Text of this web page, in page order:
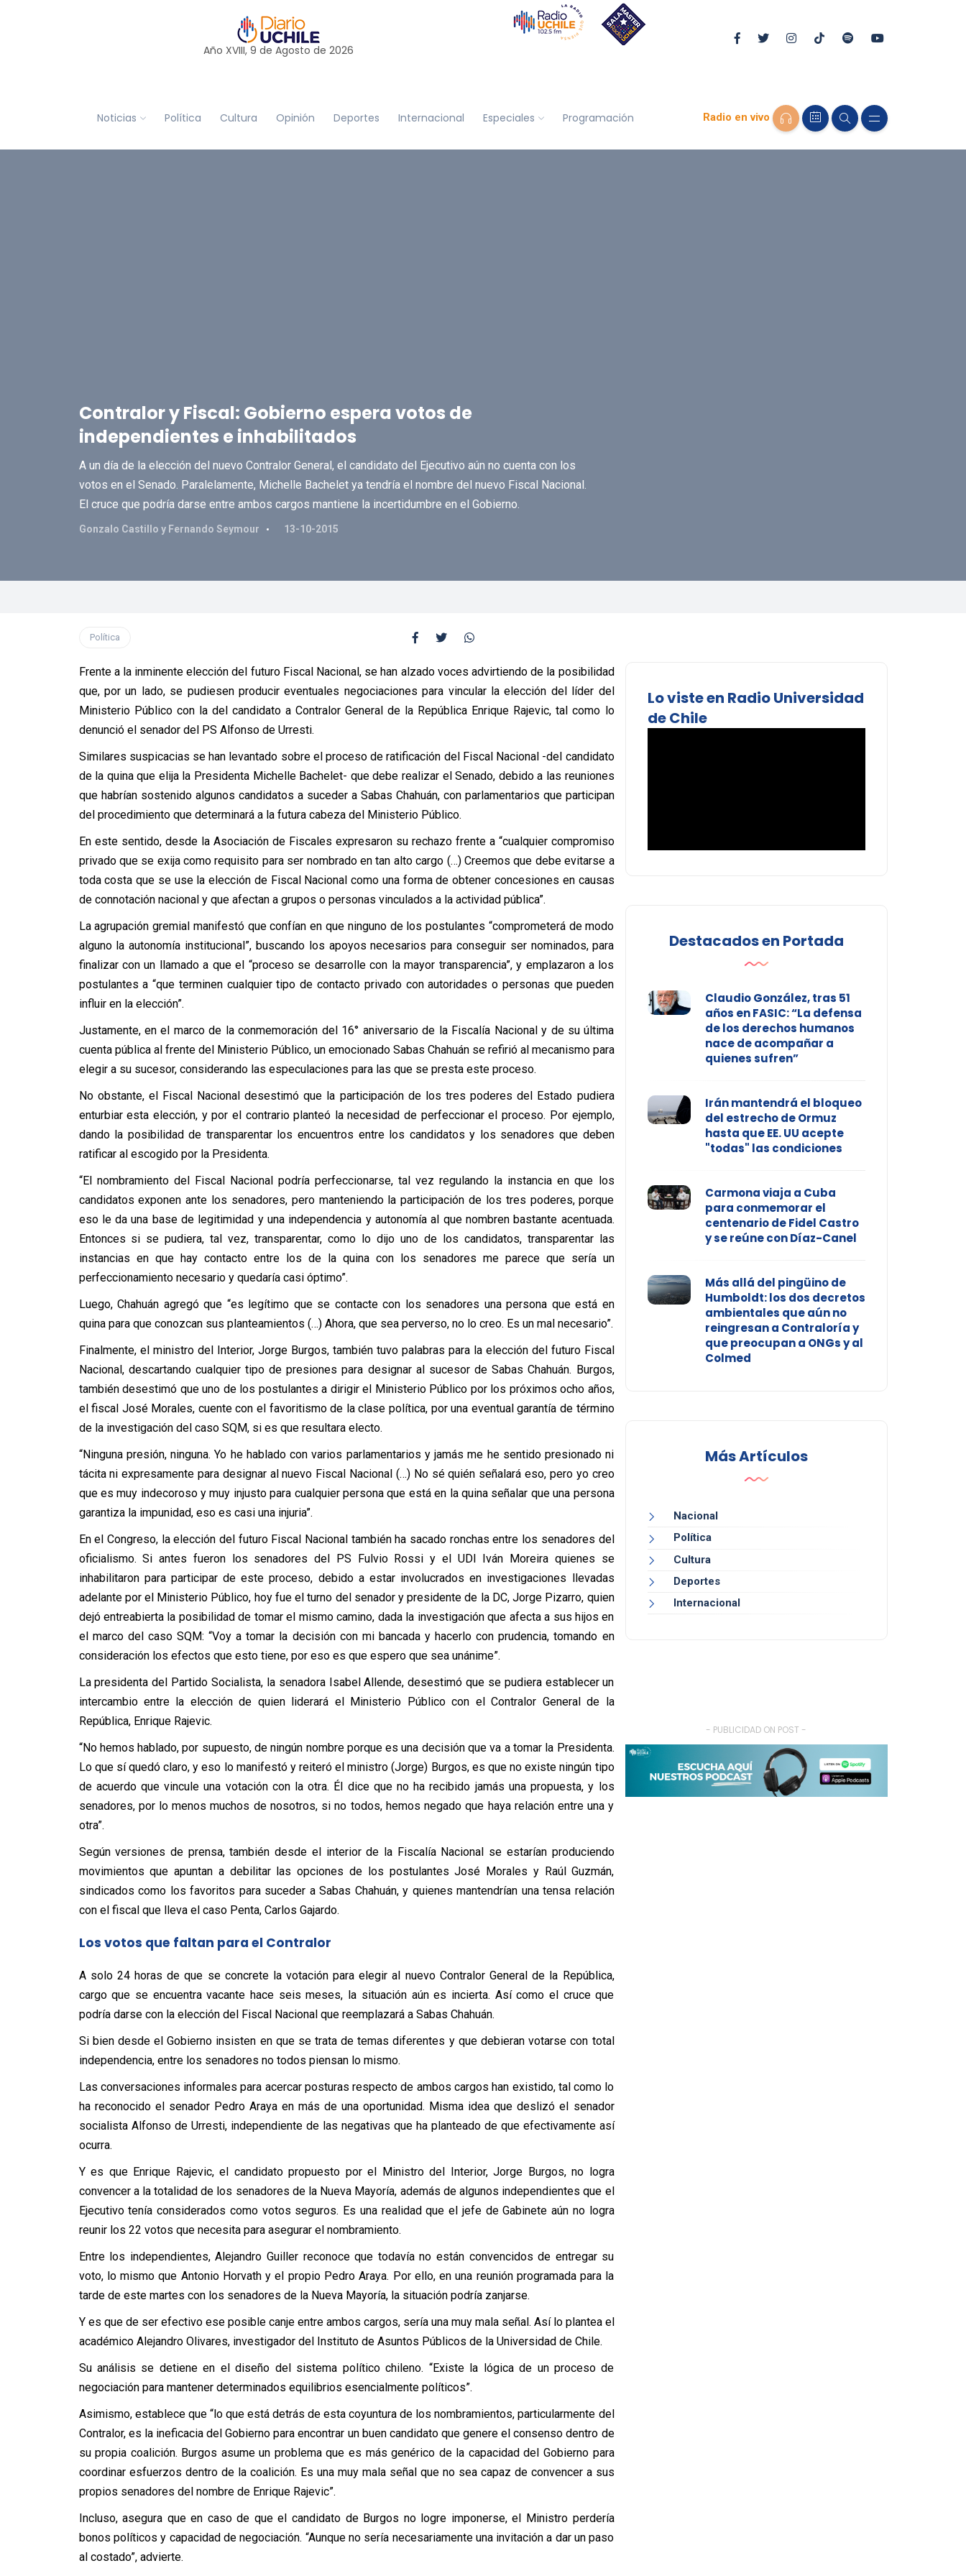
Año XVIII, 9 de Agosto de 2026
Noticias Política Cultura Opinión Deportes Internacional Especiales Programación Radio en vivo
Contralor y Fiscal: Gobierno espera votos de
independientes e inhabilitados
A un día de la elección del nuevo Contralor General, el candidato del Ejecutivo aún no cuenta con los
votos en el Senado. Paralelamente, Michelle Bachelet ya tendría el nombre del nuevo Fiscal Nacional.
El cruce que podría darse entre ambos cargos mantiene la incertidumbre en el Gobierno.
Gonzalo Castillo y Fernando Seymour 13-10-2015
Política
Frente a la inminente elección del futuro Fiscal Nacional, se han alzado voces advirtiendo de la posibilidad
que, por un lado, se pudiesen producir eventuales negociaciones para vincular la elección del líder del
Ministerio Público con la del candidato a Contralor General de la República Enrique Rajevic, tal como lo
denunció el senador del PS Alfonso de Urresti.
Similares suspicacias se han levantado sobre el proceso de ratificación del Fiscal Nacional -del candidato
de la quina que elija la Presidenta Michelle Bachelet- que debe realizar el Senado, debido a las reuniones
que habrían sostenido algunos candidatos a suceder a Sabas Chahuán, con parlamentarios que participan
del procedimiento que determinará a la futura cabeza del Ministerio Público.
En este sentido, desde la Asociación de Fiscales expresaron su rechazo frente a “cualquier compromiso
privado que se exija como requisito para ser nombrado en tan alto cargo (…) Creemos que debe evitarse a
toda costa que se use la elección de Fiscal Nacional como una forma de obtener concesiones en causas
de connotación nacional y que afectan a grupos o personas vinculados a la actividad pública”.
La agrupación gremial manifestó que confían en que ninguno de los postulantes “comprometerá de modo
alguno la autonomía institucional”, buscando los apoyos necesarios para conseguir ser nominados, para
finalizar con un llamado a que el “proceso se desarrolle con la mayor transparencia”, y emplazaron a los
postulantes a “que terminen cualquier tipo de contacto privado con autoridades o personas que pueden
influir en la elección”.
Justamente, en el marco de la conmemoración del 16° aniversario de la Fiscalía Nacional y de su última
cuenta pública al frente del Ministerio Público, un emocionado Sabas Chahuán se refirió al mecanismo para
elegir a su sucesor, considerando las especulaciones para las que se presta este proceso.
No obstante, el Fiscal Nacional desestimó que la participación de los tres poderes del Estado pudiera
enturbiar esta elección, y por el contrario planteó la necesidad de perfeccionar el proceso. Por ejemplo,
dando la posibilidad de transparentar los encuentros entre los candidatos y los senadores que deben
ratificar al escogido por la Presidenta.
“El nombramiento del Fiscal Nacional podría perfeccionarse, tal vez regulando la instancia en que los
candidatos exponen ante los senadores, pero manteniendo la participación de los tres poderes, porque
eso le da una base de legitimidad y una independencia y autonomía al que nombren bastante acentuada.
Entonces si se pudiera, tal vez, transparentar, como lo dijo uno de los candidatos, transparentar las
instancias en que hay contacto entre los de la quina con los senadores me parece que sería un
perfeccionamiento necesario y quedaría casi óptimo”.
Luego, Chahuán agregó que “es legítimo que se contacte con los senadores una persona que está en
quina para que conozcan sus planteamientos (…) Ahora, que sea perverso, no lo creo. Es un mal necesario”.
Finalmente, el ministro del Interior, Jorge Burgos, también tuvo palabras para la elección del futuro Fiscal
Nacional, descartando cualquier tipo de presiones para designar al sucesor de Sabas Chahuán. Burgos,
también desestimó que uno de los postulantes a dirigir el Ministerio Público por los próximos ocho años,
el fiscal José Morales, cuente con el favoritismo de la clase política, por una eventual garantía de término
de la investigación del caso SQM, si es que resultara electo.
“Ninguna presión, ninguna. Yo he hablado con varios parlamentarios y jamás me he sentido presionado ni
tácita ni expresamente para designar al nuevo Fiscal Nacional (…) No sé quién señalará eso, pero yo creo
que es muy indecoroso y muy injusto para cualquier persona que está en la quina señalar que una persona
garantiza la impunidad, eso es casi una injuria”.
En el Congreso, la elección del futuro Fiscal Nacional también ha sacado ronchas entre los senadores del
oficialismo. Si antes fueron los senadores del PS Fulvio Rossi y el UDI Iván Moreira quienes se
inhabilitaron para participar de este proceso, debido a estar involucrados en investigaciones llevadas
adelante por el Ministerio Público, hoy fue el turno del senador y presidente de la DC, Jorge Pizarro, quien
dejó entreabierta la posibilidad de tomar el mismo camino, dada la investigación que afecta a sus hijos en
el marco del caso SQM: “Voy a tomar la decisión con mi bancada y hacerlo con prudencia, tomando en
consideración los efectos que esto tiene, por eso es que espero que sea unánime”.
La presidenta del Partido Socialista, la senadora Isabel Allende, desestimó que se pudiera establecer un
intercambio entre la elección de quien liderará el Ministerio Público con el Contralor General de la
República, Enrique Rajevic.
“No hemos hablado, por supuesto, de ningún nombre porque es una decisión que va a tomar la Presidenta.
Lo que sí quedó claro, y eso lo manifestó y reiteró el ministro (Jorge) Burgos, es que no existe ningún tipo
de acuerdo que vincule una votación con la otra. Él dice que no ha recibido jamás una propuesta, y los
senadores, por lo menos muchos de nosotros, si no todos, hemos negado que haya relación entre una y
otra”.
Según versiones de prensa, también desde el interior de la Fiscalía Nacional se estarían produciendo
movimientos que apuntan a debilitar las opciones de los postulantes José Morales y Raúl Guzmán,
sindicados como los favoritos para suceder a Sabas Chahuán, y quienes mantendrían una tensa relación
con el fiscal que lleva el caso Penta, Carlos Gajardo.
Los votos que faltan para el Contralor
A solo 24 horas de que se concrete la votación para elegir al nuevo Contralor General de la República,
cargo que se encuentra vacante hace seis meses, la situación aún es incierta. Así como el cruce que
podría darse con la elección del Fiscal Nacional que reemplazará a Sabas Chahuán.
Si bien desde el Gobierno insisten en que se trata de temas diferentes y que debieran votarse con total
independencia, entre los senadores no todos piensan lo mismo.
Las conversaciones informales para acercar posturas respecto de ambos cargos han existido, tal como lo
ha reconocido el senador Pedro Araya en más de una oportunidad. Misma idea que deslizó el senador
socialista Alfonso de Urresti, independiente de las negativas que ha planteado de que efectivamente así
ocurra.
Y es que Enrique Rajevic, el candidato propuesto por el Ministro del Interior, Jorge Burgos, no logra
convencer a la totalidad de los senadores de la Nueva Mayoría, además de algunos independientes que el
Ejecutivo tenía considerados como votos seguros. Es una realidad que el jefe de Gabinete aún no logra
reunir los 22 votos que necesita para asegurar el nombramiento.
Entre los independientes, Alejandro Guiller reconoce que todavía no están convencidos de entregar su
voto, lo mismo que Antonio Horvath y el propio Pedro Araya. Por ello, en una reunión programada para la
tarde de este martes con los senadores de la Nueva Mayoría, la situación podría zanjarse.
Y es que de ser efectivo ese posible canje entre ambos cargos, sería una muy mala señal. Así lo plantea el
académico Alejandro Olivares, investigador del Instituto de Asuntos Públicos de la Universidad de Chile.
Su análisis se detiene en el diseño del sistema político chileno. “Existe la lógica de un proceso de
negociación para mantener determinados equilibrios esencialmente políticos”.
Asimismo, establece que “lo que está detrás de esta coyuntura de los nombramientos, particularmente del
Contralor, es la ineficacia del Gobierno para encontrar un buen candidato que genere el consenso dentro de
su propia coalición. Burgos asume un problema que es más genérico de la capacidad del Gobierno para
coordinar esfuerzos dentro de la coalición. Es una muy mala señal que no sea capaz de convencer a sus
propios senadores del nombre de Enrique Rajevic”.
Incluso, asegura que en caso de que el candidato de Burgos no logre imponerse, el Ministro perdería
bonos políticos y capacidad de negociación. “Aunque no sería necesariamente una invitación a dar un paso
al costado”, advierte.
Lo viste en Radio Universidad
de Chile
Destacados en Portada
Claudio González, tras 51
años en FASIC: “La defensa
de los derechos humanos
nace de acompañar a
quienes sufren”
Irán mantendrá el bloqueo
del estrecho de Ormuz
hasta que EE. UU acepte
"todas" las condiciones
Carmona viaja a Cuba
para conmemorar el
centenario de Fidel Castro
y se reúne con Díaz-Canel
Más allá del pingüino de
Humboldt: los dos decretos
ambientales que aún no
reingresan a Contraloría y
que preocupan a ONGs y al
Colmed
Más Artículos
Nacional
Política
Cultura
Deportes
Internacional
- PUBLICIDAD ON POST -